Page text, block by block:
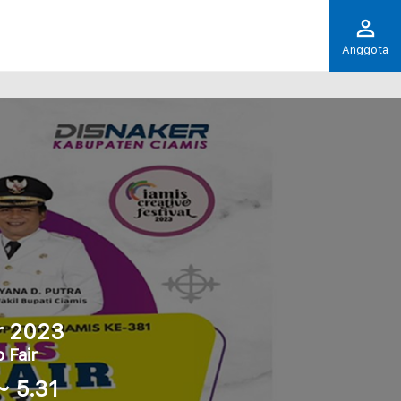
Anggota
2023
Fair
5.31